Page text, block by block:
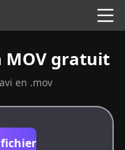
MOV gratuit
en .mov